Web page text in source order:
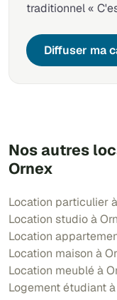
traditionnel «
Diffuser ma
Nos autres
Ornex
Location particulier
Location studio à
Location
Location maison à
Location meublé à
Logement étudiant